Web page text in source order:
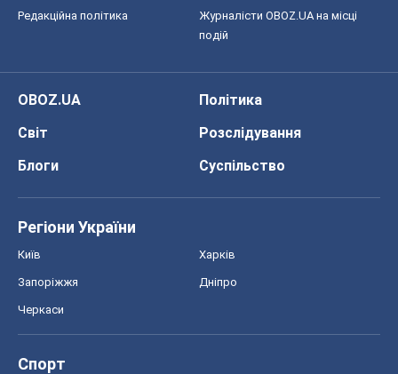
Редакційна політика
Журналісти OBOZ.UA на місці
подій
OBOZ.UA
Політика
Світ
Розслідування
Блоги
Суспільство
Регіони України
Київ Харків
Запоріжжя Дніпро
Черкаси
Спорт